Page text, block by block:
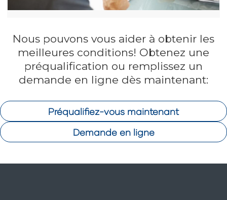
Nous pouvons vous aider à obtenir les
meilleures conditions! Obtenez une
préqualification ou remplissez un
demande en ligne dès maintenant:
Préqualifiez-vous maintenant
Demande en ligne